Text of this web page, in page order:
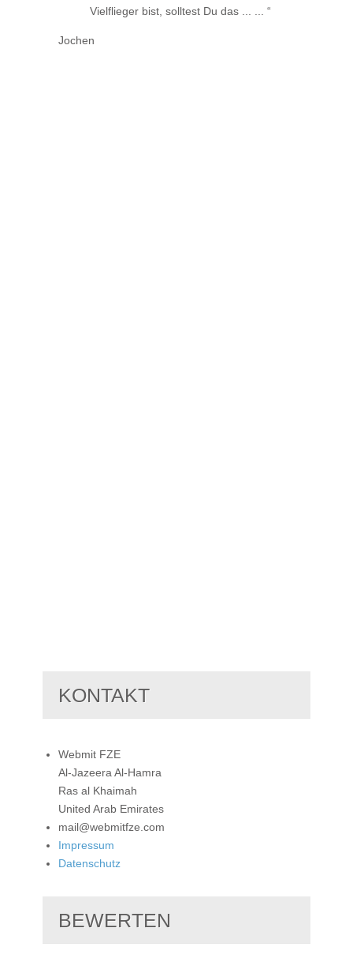
Vielflieger bist, solltest Du das ... ...
Jochen
KONTAKT
Webmit FZE
Al-Jazeera Al-Hamra
Ras al Khaimah
United Arab Emirates
mail@webmitfze.com
Impressum
Datenschutz
BEWERTEN